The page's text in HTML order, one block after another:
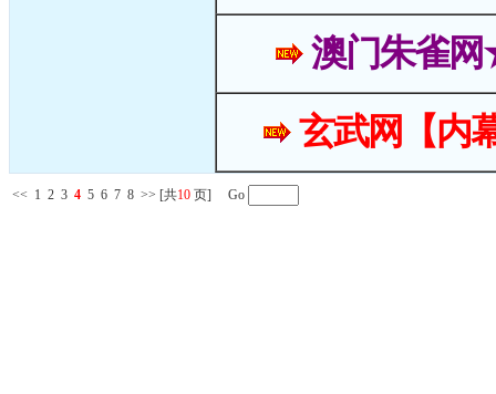
澳门朱雀
玄武网【内
<< 1 2 3 4 5 6 7 8 >> [共10 页] Go